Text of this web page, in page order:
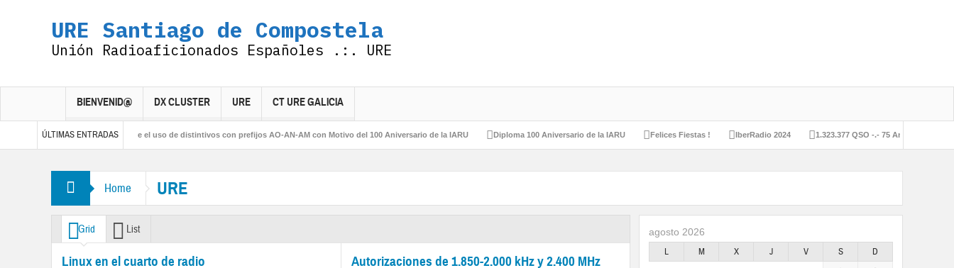
URE Santiago de Compostela
Unión Radioaficionados Españoles .:. URE
BIENVENID@ DX CLUSTER URE CT URE GALICIA
ÚLTIMAS ENTRADAS
Resolución sobre el uso de distintivos con prefijos AO-AN-AM con Motivo del 100 Aniversario de la IARU Diploma 100 Aniversario de la IARU Felices Fiestas ! IberRadio 2024 1.323.377 QSO -.- 75 Aniversario URE
Home URE
Grid List
Linux en el cuarto de radio
Autorizaciones de 1.850-2.000 kHz y 2.400 MHz
agosto 2026
L
M X J V S D